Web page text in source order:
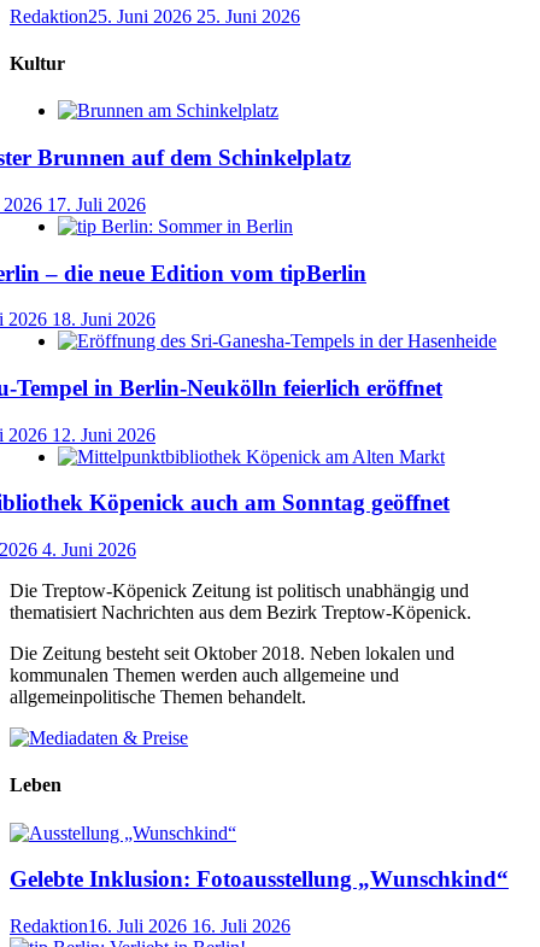
Redaktion25. Juni 2026 25. Juni 2026
Kultur
Brunnen auf dem Schinkelplatz
17. Juli 2026
– die neue Edition vom tipBerlin
2026 18. Juni 2026
Tempel in Berlin-Neukölln feierlich eröffnet
2026 12. Juni 2026
Köpenick auch am Sonntag geöffnet
4. Juni 2026
Die Treptow-Köpenick Zeitung ist politisch unabhängig und
thematisiert Nachrichten aus dem Bezirk Treptow-Köpenick.
Die Zeitung besteht seit Oktober 2018. Neben lokalen und
kommunalen Themen werden auch allgemeine und
allgemeinpolitische Themen behandelt.
Leben
Gelebte Inklusion: Fotoausstellung „Wunschkind“
Redaktion16. Juli 2026 16. Juli 2026